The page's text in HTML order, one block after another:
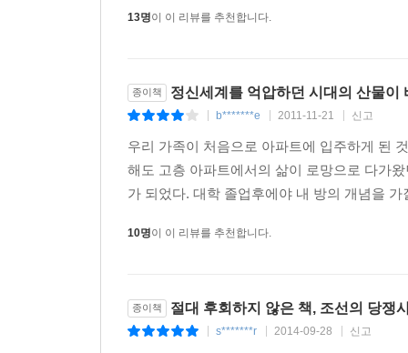
어떤 결과를 잉태하는지, 그리고 이것은 결국 역
송시열과 그들의 이익에 의해 나라의 운명이 좌
나라의 운명을 결정하는 현 시대의 저급한 정치
13명이 이 리뷰를 추천합니다.
종이책 정신세계를 억압하던 시대의 산물이
b*******e 2011-11-21 신고
우리 가족이 처음으로 아파트에 입주하게 된
해도 고층 아파트에서의 삶이 로망으로 다가
가 되었다. 대학 졸업후에야 내 방의 개념을
10명이 이 리뷰를 추천합니다.
종이책 절대 후회하지 않은 책, 조선의 당쟁
s*******r 2014-09-28 신고